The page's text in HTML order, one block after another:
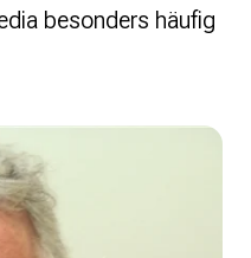
besonders häufig